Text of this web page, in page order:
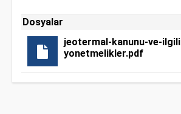
Dosyalar
jeotermal-kanunu-ve-ilgili
yonetmelikler.pdf